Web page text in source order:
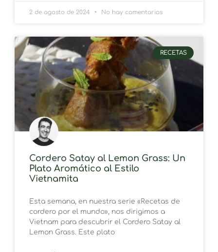
2 de agosto de 2024 No hay comentarios
RECETAS
Cordero Satay al Lemon Grass: Un
Plato Aromático al Estilo
Vietnamita
Esta semana, en nuestra serie «Recetas de
cordero por el mundo», nos dirigimos a
Vietnam para descubrir el Cordero Satay al
Lemon Grass. Este plato